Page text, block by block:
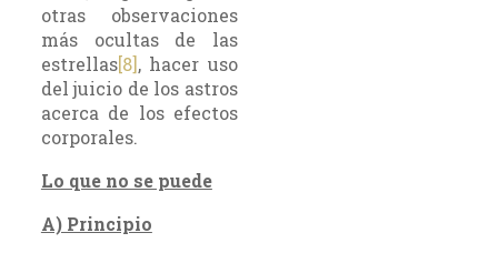
otras observaciones
más ocultas de las
estrellas[8], hacer uso
del juicio de los astros
acerca de los efectos
corporales.
Lo que no se puede
A) Principio